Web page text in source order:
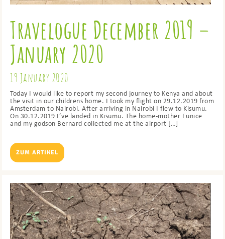
Travelogue December 2019 –
January 2020
19 January 2020
Today I would like to report my second journey to Kenya and about
the visit in our childrens home. I took my flight on 29.12.2019 from
Amsterdam to Nairobi. After arriving in Nairobi I flew to Kisumu.
On 30.12.2019 I’ve landed in Kisumu. The home-mother Eunice
and my godson Bernard collected me at the airport […]
ZUM ARTIKEL